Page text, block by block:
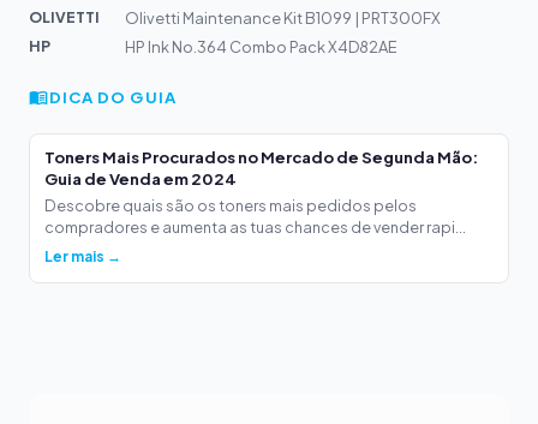
OLIVETTI
Olivetti Maintenance Kit B1099 | PRT300FX
HP
HP Ink No.364 Combo Pack X4D82AE
DICA DO GUIA
Toners Mais Procurados no Mercado de Segunda Mão:
Guia de Venda em 2024
Descobre quais são os toners mais pedidos pelos
compradores e aumenta as tuas chances de vender rapi...
Ler mais →